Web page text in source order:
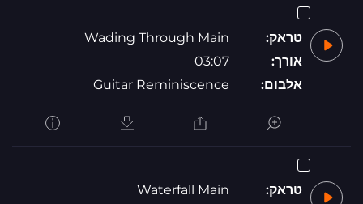
טראק:
Wading Through Main
אורך:
03:07
אלבום:
Guitar Reminiscence
טראק:
Waterfall Main